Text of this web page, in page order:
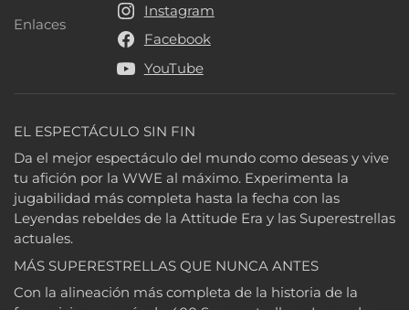
EL ESPECTÁCULO SIN FIN
Da el mejor espectáculo del mundo como deseas y vive
tu afición por la WWE al máximo. Experimenta la
jugabilidad más completa hasta la fecha con las
Leyendas rebeldes de la Attitude Era y las Superestrellas
actuales.
MÁS SUPERESTRELLAS QUE NUNCA ANTES
Con la alineación más completa de la historia de la
Enlaces Enlaces
Instagram
Facebook
YouTube